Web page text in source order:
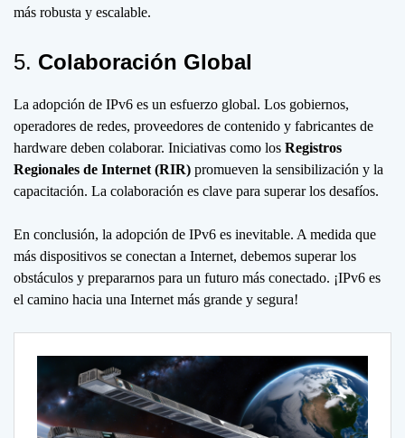
más robusta y escalable.
5. Colaboración Global
La adopción de IPv6 es un esfuerzo global. Los gobiernos,
operadores de redes, proveedores de contenido y fabricantes de
hardware deben colaborar. Iniciativas como los Registros
Regionales de Internet (RIR) promueven la sensibilización y la
capacitación. La colaboración es clave para superar los desafíos.
En conclusión, la adopción de IPv6 es inevitable. A medida que
más dispositivos se conectan a Internet, debemos superar los
obstáculos y prepararnos para un futuro más conectado. ¡IPv6 es
el camino hacia una Internet más grande y segura!